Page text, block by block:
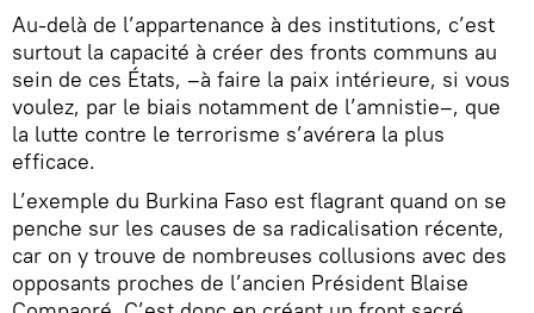
Au-delà de l’appartenance à des institutions, c’est
surtout la capacité à créer des fronts communs au
sein de ces États, –à faire la paix intérieure, si vous
voulez, par le biais notamment de l’amnistie–, que
la lutte contre le terrorisme s’avérera la plus
efficace.
L’exemple du Burkina Faso est flagrant quand on se
penche sur les causes de sa radicalisation récente,
car on y trouve de nombreuses collusions avec des
opposants proches de l’ancien Président Blaise